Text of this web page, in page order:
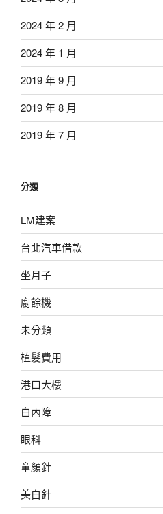
2024 年 2 月
2024 年 1 月
2019 年 9 月
2019 年 8 月
2019 年 7 月
分類
LM建案
台北汽車借款
坐月子
廚餘機
未分類
植髮費用
港口大樓
白內障
眼科
童顏針
美白針